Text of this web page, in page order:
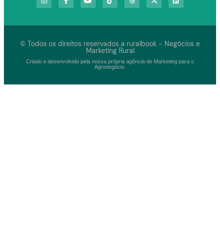
© Todos os direitos reservados a ruralbook - Negócios e
Marketing Rural
Criado e desenvolvido pela nossa própria agência de Marketing para o
Agronegócio.